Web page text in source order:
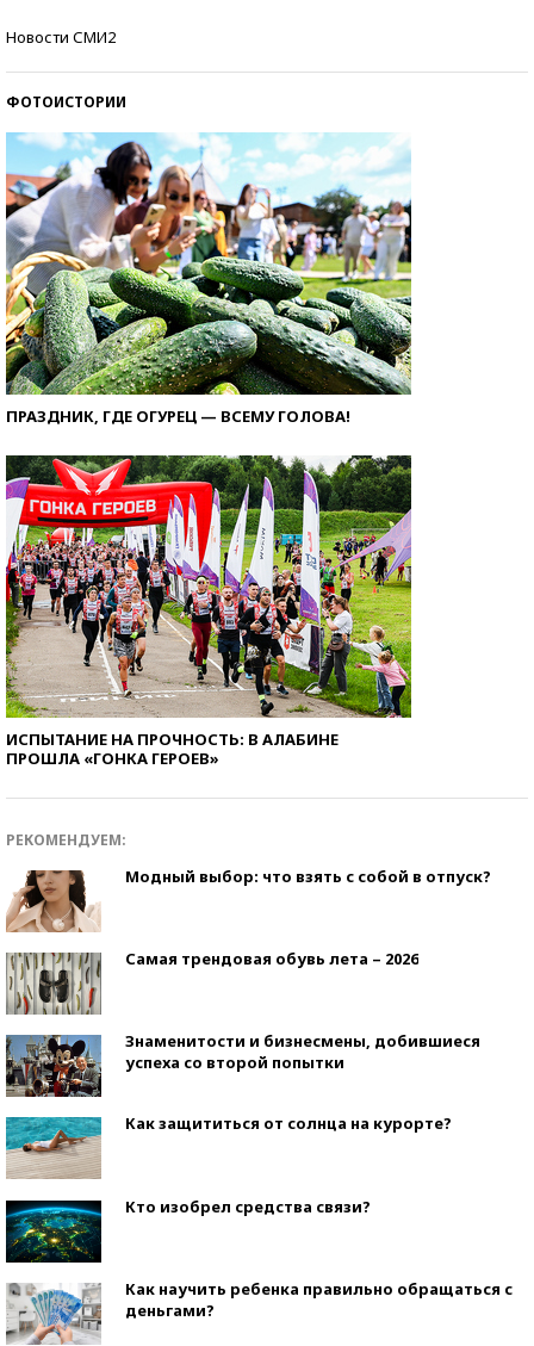
Новости СМИ2
ФОТОИСТОРИИ
ПРАЗДНИК, ГДЕ ОГУРЕЦ — ВСЕМУ ГОЛОВА!
ИСПЫТАНИЕ НА ПРОЧНОСТЬ: В АЛАБИНЕ
ПРОШЛА «ГОНКА ГЕРОЕВ»
РЕКОМЕНДУЕМ:
Модный выбор: что взять с собой в отпуск?
Самая трендовая обувь лета – 2026
Знаменитости и бизнесмены, добившиеся
успеха со второй попытки
Как защититься от солнца на курорте?
Кто изобрел средства связи?
Как научить ребенка правильно обращаться с
деньгами?